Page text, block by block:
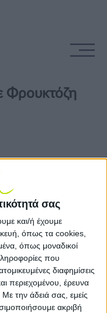
σας
και/ή έχουμε
όπως τα cookies,
όπως μοναδικοί
που
διαφημίσεις
περιεχομένου, έρευνα
Με την άδειά σας, εμείς
ακριβή
Φρουκτόζη